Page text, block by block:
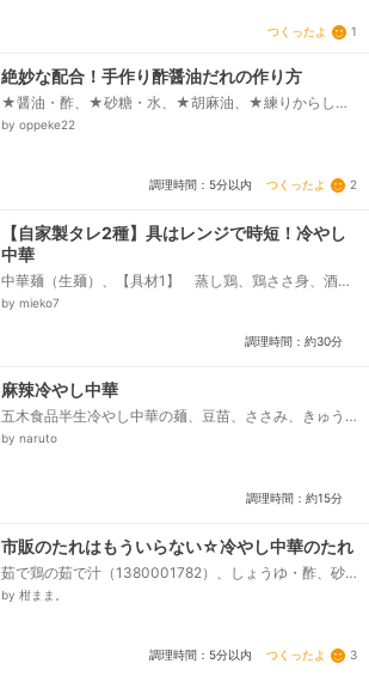
つくったよ 1
絶妙な配合！手作り酢醤油だれの作り方
★醤油・酢、★砂糖・水、★胡麻油、★練りからし
（お好みで）
by oppeke22
調理時間：5分以内 つくったよ 2
【自家製タレ2種】具はレンジで時短！冷やし
中華
中華麺（生麺）、【具材1】 蒸し鶏、鶏ささ身、酒、
【具材2】モヤシのナムル、モヤシ、鶏ガラスープの素
タマゴ、水溶き片栗粉、【具材4】千切りキュウリ、キ
ュウリ、【具材5】割きカニカマ、カニカマ、■基本の
だし、ゴマ油、水、■ゴマ風味ダレ、練りゴマ、しょ
うゆ、すし酢、砂糖、ゴマ油、トウバンジャン、ショ
ウガ（すりおろし）、ニンニク、水...
by mieko7
調理時間：約30分
麻辣冷やし中華
五木食品半生冷やし中華の麺、豆苗、ささみ、きゅう
り、たまご、トマト、☆しょうゆ、☆酢、☆ごま油、
by naruto
調理時間：約15分
市販のたれはもういらない☆冷やし中華のたれ
茹で鶏の茹で汁（1380001782）、しょうゆ・酢、砂
糖、ウェイパー、ごま油・炒りごま
by 柑まま。
調理時間：5分以内 つくったよ 3